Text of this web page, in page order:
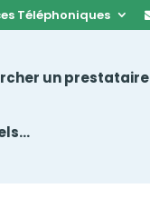
Téléphoniques
un prestataire